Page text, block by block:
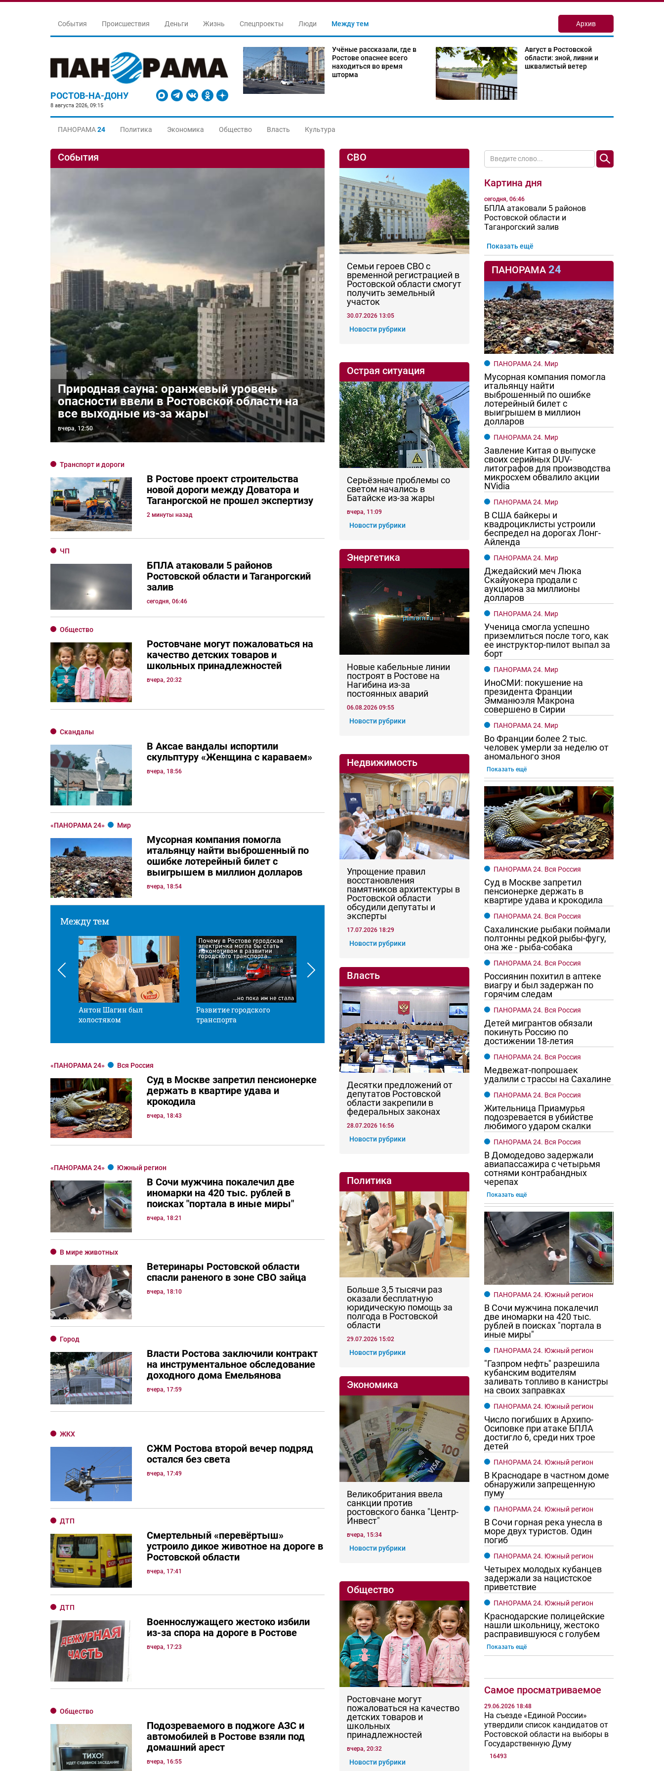
События Происшествия Деньги Жизнь Спецпроекты Люди Между тем Архив
РОСТОВ-НА-ДОНУ
8 августа 2026, 09:15
Учёные рассказали, где в
Ростове опаснее всего
находиться во время
шторма
Август в Ростовской
области: зной, ливни и
шквалистый ветер
ПАНОРАМА24 Политика Экономика Общество Власть Культура
События
Природная сауна: оранжевый уровень
опасности ввели в Ростовской области на
все выходные из-за жары
вчера, 12:50
Транспорт и дороги
В Ростове проект строительства
новой дороги между Доватора и
Таганрогской не прошел экспертизу
2 минуты назад
ЧП
БПЛА атаковали 5 районов
Ростовской области и Таганрогский
залив
сегодня, 06:46
Общество
Ростовчане могут пожаловаться на
качество детских товаров и
школьных принадлежностей
вчера, 20:32
Скандалы
В Аксае вандалы испортили
скульптуру «Женщина с караваем»
вчера, 18:56
«ПАНОРАМА 24» Мир
Мусорная компания помогла
итальянцу найти выброшенный по
ошибке лотерейный билет с
выигрышем в миллион долларов
вчера, 18:54
Между тем
Антон Шагин был
холостяком
Развитие городского
транспорта
Красной нитью Чего хотят женщины? Ростовчане смотрите в оба
«ПАНОРАМА 24» Вся Россия
Суд в Москве запретил пенсионерке
держать в квартире удава и
крокодила
вчера, 18:43
«ПАНОРАМА 24» Южный регион
В Сочи мужчина покалечил две
иномарки на 420 тыс. рублей в
поисках "портала в иные миры"
вчера, 18:21
В мире животных
Ветеринары Ростовской области
спасли раненого в зоне СВО зайца
вчера, 18:10
Город
Власти Ростова заключили контракт
на инструментальное обследование
доходного дома Емельянова
вчера, 17:59
ЖКХ
СЖМ Ростова второй вечер подряд
остался без света
вчера, 17:49
ДТП
Смертельный «перевёртыш»
устроило дикое животное на дороге в
Ростовской области
вчера, 17:41
ДТП
Военнослужащего жестоко избили
из-за спора на дороге в Ростове
вчера, 17:23
Общество
Подозреваемого в поджоге АЗС и
автомобилей в Ростове взяли под
домашний арест
вчера, 16:55
СВО
Семьи героев СВО с
временной регистрацией в
Ростовской области смогут
получить земельный
участок
30.07.2026 13:05
Новости рубрики
Острая ситуация
Серьёзные проблемы со
светом начались в
Батайске из-за жары
вчера, 11:09
Новости рубрики
Энергетика
Новые кабельные линии
построят в Ростове на
Нагибина из-за
постоянных аварий
06.08.2026 09:55
Новости рубрики
Недвижимость
Упрощение правил
восстановления
памятников архитектуры в
Ростовской области
обсудили депутаты и
эксперты
17.07.2026 18:29
Новости рубрики
Власть
Десятки предложений от
депутатов Ростовской
области закрепили в
федеральных законах
28.07.2026 16:56
Новости рубрики
Политика
Больше 3,5 тысячи раз
оказали бесплатную
юридическую помощь за
полгода в Ростовской
области
29.07.2026 15:02
Новости рубрики
Экономика
Великобритания ввела
санкции против
ростовского банка "Центр-
Инвест"
вчера, 15:34
Новости рубрики
Общество
Ростовчане могут
пожаловаться на качество
детских товаров и
школьных
принадлежностей
вчера, 20:32
Новости рубрики
Картина дня
сегодня, 06:46
БПЛА атаковали 5 районов
Ростовской области и
Таганрогский залив
Показать ещё
ПАНОРАМА 24
ПАНОРАМА 24. Мир
Мусорная компания помогла
итальянцу найти
выброшенный по ошибке
лотерейный билет с
выигрышем в миллион
долларов
ПАНОРАМА 24. Мир
Завление Китая о выпуске
своих серийных DUV-
литографов для производства
микросхем обвалило акции
NVidia
ПАНОРАМА 24. Мир
В США байкеры и
квадроциклисты устроили
беспредел на дорогах Лонг-
Айленда
ПАНОРАМА 24. Мир
Джедайский меч Люка
Скайуокера продали с
аукциона за миллионы
долларов
ПАНОРАМА 24. Мир
Ученица смогла успешно
приземлиться после того, как
ее инструктор-пилот выпал за
борт
ПАНОРАМА 24. Мир
ИноСМИ: покушение на
президента Франции
Эмманюэля Макрона
совершено в Сирии
ПАНОРАМА 24. Мир
Во Франции более 2 тыс.
человек умерли за неделю от
аномального зноя
Показать ещё
ПАНОРАМА 24. Вся Россия
Суд в Москве запретил
пенсионерке держать в
квартире удава и крокодила
ПАНОРАМА 24. Вся Россия
Сахалинские рыбаки поймали
полтонны редкой рыбы-фугу,
она же - рыба-собака
ПАНОРАМА 24. Вся Россия
Россиянин похитил в аптеке
виагру и был задержан по
горячим следам
ПАНОРАМА 24. Вся Россия
Детей мигрантов обязали
покинуть Россию по
достижении 18-летия
ПАНОРАМА 24. Вся Россия
Медвежат-попрошаек
удалили с трассы на Сахалине
ПАНОРАМА 24. Вся Россия
Жительница Приамурья
подозревается в убийстве
любимого ударом скалки
ПАНОРАМА 24. Вся Россия
В Домодедово задержали
авиапассажира с четырьмя
сотнями контрабандных
черепах
Показать ещё
ПАНОРАМА 24. Южный регион
В Сочи мужчина покалечил
две иномарки на 420 тыс.
рублей в поисках "портала в
иные миры"
ПАНОРАМА 24. Южный регион
"Газпром нефть" разрешила
кубанским водителям
заливать топливо в канистры
на своих заправках
ПАНОРАМА 24. Южный регион
Число погибших в Архипо-
Осиповке при атаке БПЛА
достигло 6, среди них трое
детей
ПАНОРАМА 24. Южный регион
В Краснодаре в частном доме
обнаружили запрещенную
пуму
ПАНОРАМА 24. Южный регион
В Сочи горная река унесла в
море двух туристов. Один
погиб
ПАНОРАМА 24. Южный регион
Четырех молодых кубанцев
задержали за нацистское
приветствие
ПАНОРАМА 24. Южный регион
Краснодарские полицейские
нашли школьницу, жестоко
расправившуюся с голубем
Показать ещё
Самое просматриваемое
29.06.2026 18:48
На съезде «Единой России»
утвердили список кандидатов от
Ростовской области на выборы в
Государственную Думу
16493